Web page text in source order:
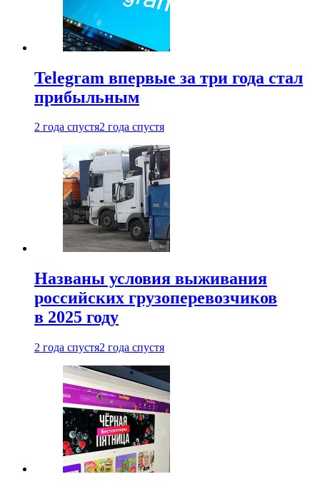
Telegram впервые за три года стал
прибыльным
2 года спустя2 года спустя
Названы условия выживания
российских грузоперевозчиков
в 2025 году
2 года спустя2 года спустя